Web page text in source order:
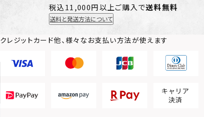
税込11,000円以上ご購入で送料無料
送料と発送方法について
クレジットカード他、様々なお支払い方法が使えます